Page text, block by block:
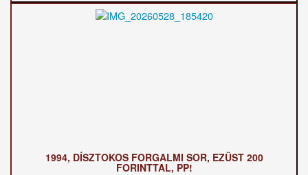
1994, DÍSZTOKOS FORGALMI SOR, EZÜST 200
FORINTTAL, PP!